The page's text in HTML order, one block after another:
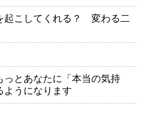
起こしてくれる？ 変わる二
とあなたに「本当の気持
ようになります